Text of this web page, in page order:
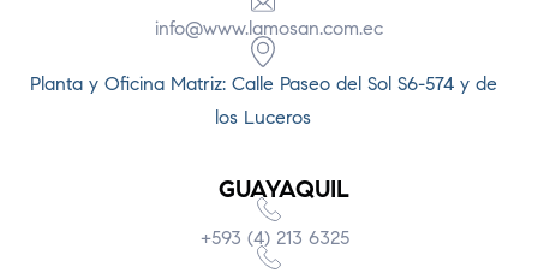
info@www.lamosan.com.ec
Planta y Oficina Matriz: Calle Paseo del Sol S6-574 y de
los Luceros
GUAYAQUIL
+593 (4) 213 6325